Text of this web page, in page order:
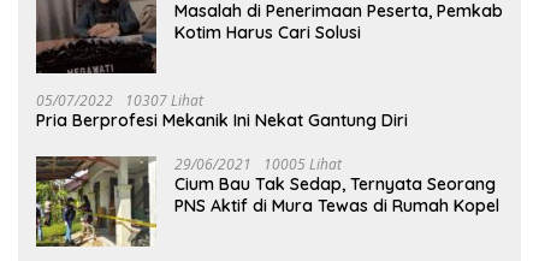
Masalah di Penerimaan Peserta, Pemkab
Kotim Harus Cari Solusi
05/07/2022 10307 Lihat
Pria Berprofesi Mekanik Ini Nekat Gantung Diri
29/06/2021 10005 Lihat
Cium Bau Tak Sedap, Ternyata Seorang
PNS Aktif di Mura Tewas di Rumah Kopel